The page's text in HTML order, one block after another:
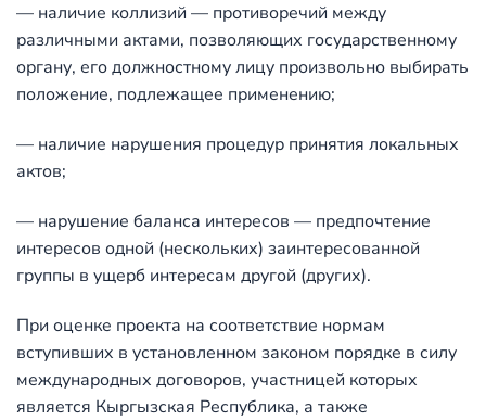
— наличие коллизий — противоречий между
различными актами, позволяющих государственному
органу, его должностному лицу произвольно выбирать
положение, подлежащее применению;
— наличие нарушения процедур принятия локальных
актов;
— нарушение баланса интересов — предпочтение
интересов одной (нескольких) заинтересованной
группы в ущерб интересам другой (других).
При оценке проекта на соответствие нормам
вступивших в установленном законом порядке в силу
международных договоров, участницей которых
является Кыргызская Республика, а также